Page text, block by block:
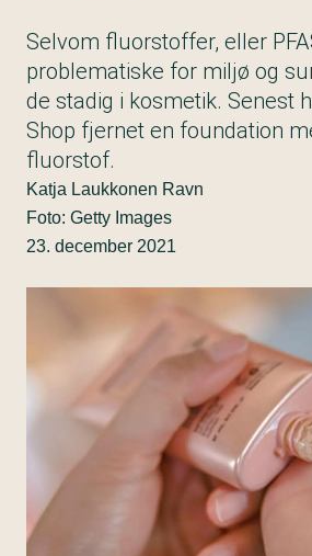
Selvom fluorstoffer, eller
problematiske for miljø og
de stadig i kosmetik. Senest
Shop fjernet en foundation
fluorstof.
Katja Laukkonen Ravn
Foto: Getty Images
23. december 2021